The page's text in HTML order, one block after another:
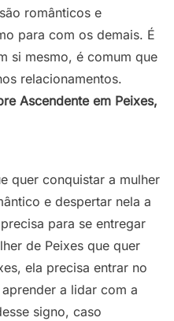
românticos e
para com os demais. É
si mesmo, é comum que
relacionamentos.
Ascendente em Peixes,
quer conquistar a mulher
e despertar nela a
para se entregar
de Peixes que quer
ela precisa entrar no
a lidar com a
signo, caso